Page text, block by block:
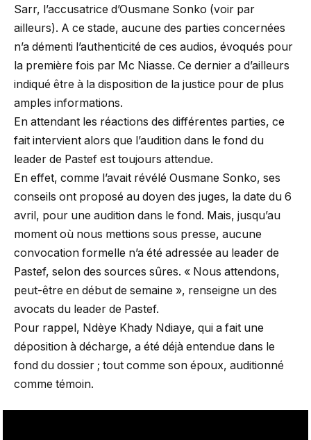
Sarr, l’accusatrice d’Ousmane Sonko (voir par
ailleurs). A ce stade, aucune des parties concernées
n’a démenti l’authenticité de ces audios, évoqués pour
la première fois par Mc Niasse. Ce dernier a d’ailleurs
indiqué être à la disposition de la justice pour de plus
amples informations.
En attendant les réactions des différentes parties, ce
fait intervient alors que l’audition dans le fond du
leader de Pastef est toujours attendue.
En effet, comme l’avait révélé Ousmane Sonko, ses
conseils ont proposé au doyen des juges, la date du 6
avril, pour une audition dans le fond. Mais, jusqu’au
moment où nous mettions sous presse, aucune
convocation formelle n’a été adressée au leader de
Pastef, selon des sources sûres. « Nous attendons,
peut-être en début de semaine », renseigne un des
avocats du leader de Pastef.
Pour rappel, Ndèye Khady Ndiaye, qui a fait une
déposition à décharge, a été déjà entendue dans le
fond du dossier ; tout comme son époux, auditionné
comme témoin.